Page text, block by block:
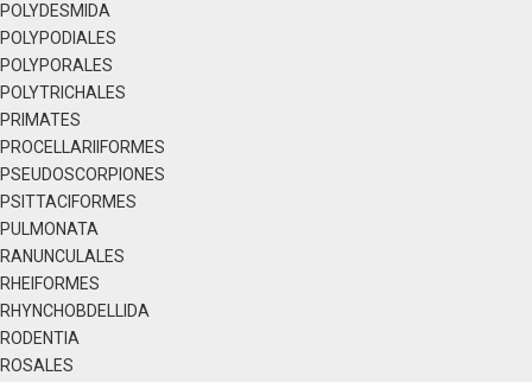
POLYDESMIDA
POLYPODIALES
POLYPORALES
POLYTRICHALES
PRIMATES
PROCELLARIIFORMES
PSEUDOSCORPIONES
PSITTACIFORMES
PULMONATA
RANUNCULALES
RHEIFORMES
RHYNCHOBDELLIDA
RODENTIA
ROSALES